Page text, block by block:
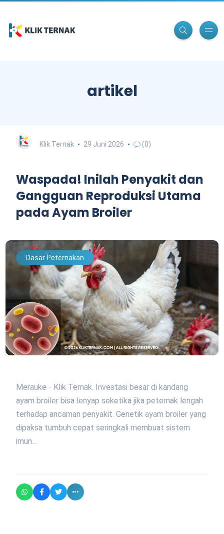
artikel
Klik Ternak 29 Juni 2026 (0)
Waspada! Inilah Penyakit dan
Gangguan Reproduksi Utama
pada Ayam Broiler
Dasar Peternakan
Merauke - Klik Ternak. Investasi besar di kandang
ayam broiler bisa lenyap seketika jika peternak lengah
terhadap ancaman penyakit. Genetik ayam broiler yang
dipaksa tumbuh cepat seringkali membuat sistem
imun…